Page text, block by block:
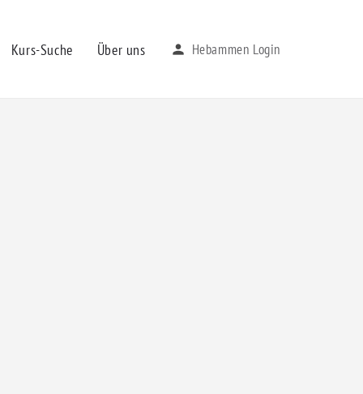
Kurs-Suche Über uns Hebammen Login